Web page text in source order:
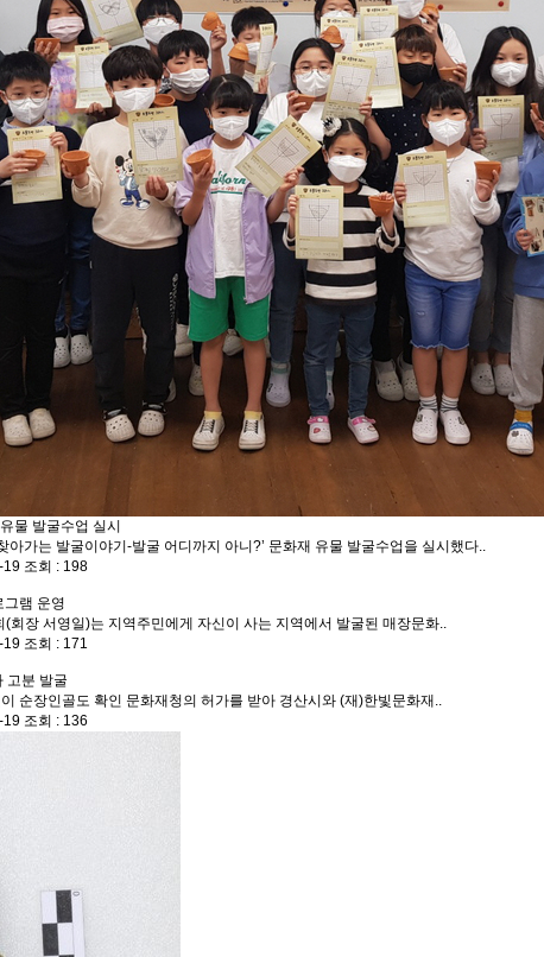
물 발굴수업 실시
아가는 발굴이야기-발굴 어디까지 아니?’ 문화재 유물 발굴수업을 실시했다..
19 조회 : 198
그램 운영
회장 서영일)는 지역주민에게 자신이 사는 지역에서 발굴된 매장문화..
19 조회 : 171
고분 발굴
순장인골도 확인 문화재청의 허가를 받아 경산시와 (재)한빛문화재..
19 조회 : 136